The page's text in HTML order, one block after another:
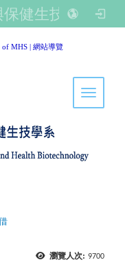
健生技學系
of MHS | 網站導覽
Toggle
瀏覽人次: 9700